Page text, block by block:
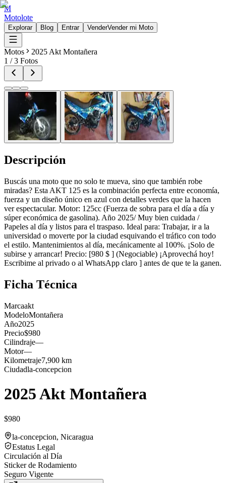
M
Motolote
Explorar Blog Entrar VenderVender mi Moto
Motos
2025 Akt Montañera
1 /3 Fotos
Descripción
Buscás una moto que no solo te mueva, sino que también robe
miradas? Esta AKT 125 es la combinación perfecta entre economía,
fuerza y un diseño único en azul con detalles verdes que la hacen
ver espectacular. Motor: 125cc (Fuerza de sobra para el día a día y
súper económica de gasolina). Año 2025/ Muy bien cuidada /
Papeles al día y listos para el traspaso. Ideal para: Trabajar, ir a la
universidad o moverte por la ciudad esquivando el tráfico con todo
el estilo. Mantenimientos al día, mecánicamente al 100%. ¡Solo de
subirse y arrancar! Precio: [980 $ ] (Negociable) ¡Aprovechá hoy!
Escribime al privado o al WhatsApp claro ] antes de que te la ganen.
Ficha Técnica
Marcaakt
ModeloMontañera
Año2025
Precio$980
Cilindraje—
Motor—
Kilometraje7,900 km
Ciudadla-concepcion
2025 Akt Montañera
$980
la-concepcion, Nicaragua
Estatus Legal
Circulación al Día
Sticker de Rodamiento
Seguro Vigente